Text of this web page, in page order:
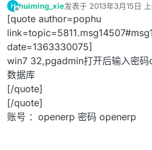
H
离线
huiming_xie发表于 2013年3月15日
最后由 编辑
[quote author=pophu
date=1363330075]
win7 32,pgadmin打开后输入密
数据库
[/quote]
[/quote]
账号 ：openerp 密码 openerp